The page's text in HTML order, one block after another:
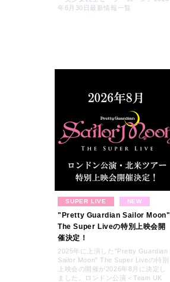
年6月30日最新情報一覧
SUPER LIVE NEW
"Pretty Guardian Sailor Moon"
The Super Liveの特別上映会開
催決定！
2025年に上演した"Pretty Guardian
Sailor Moon" The Super Liveの特別
上映会の開催が2026年8月に決定し
ました。ロンドン公演＜Team UK